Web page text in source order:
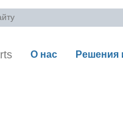
О нас Решения